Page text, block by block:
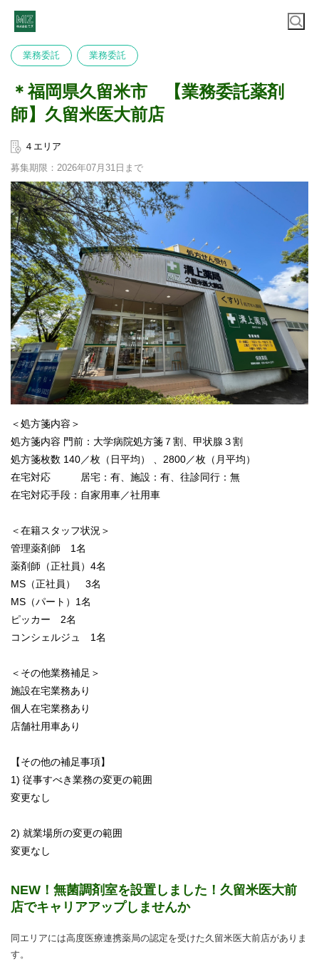
業務委託 業務委託
＊福岡県久留米市 【業務委託薬剤
師】久留米医大前店
４エリア
募集期限：2026年07月31日まで
＜処方箋内容＞
処方箋内容 門前：大学病院処方箋７割、甲状腺３割
処方箋枚数 140／枚（日平均） 、2800／枚（月平均）
在宅対応 居宅：有、施設：有、往診同行：無
在宅対応手段：自家用車／社用車
＜在籍スタッフ状況＞
管理薬剤師 1名
薬剤師（正社員）4名
MS（正社員） 3名
MS（パート）1名
ピッカー 2名
コンシェルジュ 1名
＜その他業務補足＞
施設在宅業務あり
個人在宅業務あり
店舗社用車あり
【その他の補足事項】
1) 従事すべき業務の変更の範囲
変更なし
2) 就業場所の変更の範囲
変更なし
NEW！無菌調剤室を設置しました！久留米医大前
店でキャリアアップしませんか
同エリアには高度医療連携薬局の認定を受けた久留米医大前店がありま
す。